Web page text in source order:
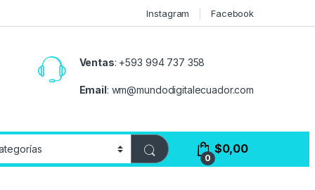
Instagram Facebook
Ventas: +593 994 737 358
Email: wm@mundodigitalecuador.com
0
$0,00